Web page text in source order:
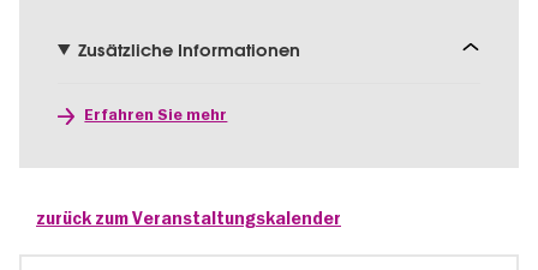
Zusätzliche Informationen
Erfahren Sie mehr
zurück zum Veranstaltungskalender